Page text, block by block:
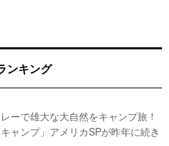
ンキング
ーで雄大な大自然をキャンプ旅！
ャンプ」アメリカSPが昨年に続き